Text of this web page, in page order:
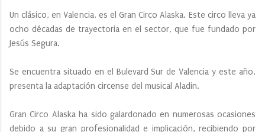
Un clásico, en Valencia, es el Gran Circo Alaska. Este circo lleva ya
ocho décadas de trayectoria en el sector, que fue fundado por
Jesús Segura.
Se encuentra situado en el Bulevard Sur de Valencia y este año,
presenta la adaptación circense del musical Aladin.
Gran Circo Alaska ha sido galardonado en numerosas ocasiones
debido a su gran profesionalidad e implicación, recibiendo por